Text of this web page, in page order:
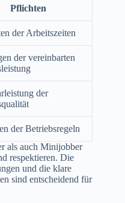
Pflichten
der Arbeitszeiten
der vereinbarten
der
der Betriebsregeln
als auch Minijobber
respektieren. Die
und die klare
sind entscheidend für